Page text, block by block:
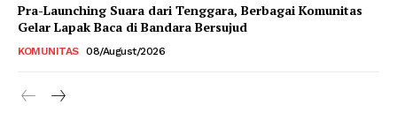
Pra-Launching Suara dari Tenggara, Berbagai Komunitas
Gelar Lapak Baca di Bandara Bersujud
KOMUNITAS 08/August/2026